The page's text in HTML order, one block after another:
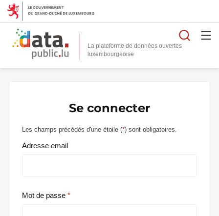
La plateforme de données ouvertes
Se connecter
Les champs précédés d'une étoile (*) sont obligatoires.
Adresse email
Mot de passe